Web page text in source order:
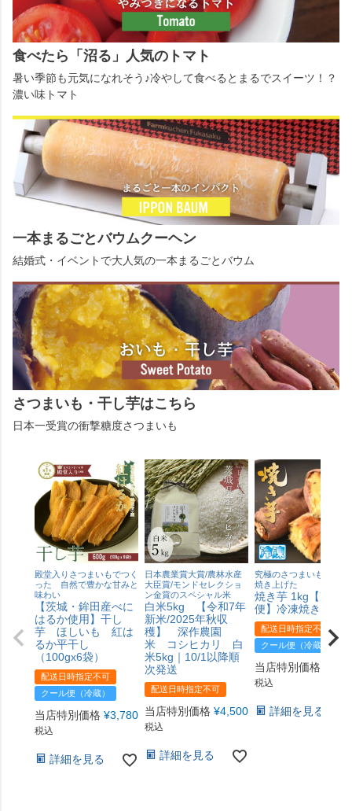
食べたら「沼る」人気のトマト
暑い季節も元気になれそう♪冷やして食べるとまるでスイーツ！？
濃い味トマト
一本まるごとバウムクーヘン
結婚式・イベントで大人気の一本まるごとバウム
さつまいも・干し芋はこちら
日本一受賞の衝撃糖度さつまいも
殿堂入りさつまいもでつく
った 自然で豊かな甘みと
味わい
【茨城・鉾田産べに
はるか使用】干し
芋 ほしいも 紅は
るか平干し
（100gx6袋）
配送日時指定不可
クール便（冷蔵）
当店特別価格 ¥3,780
税込
詳細を見る
日本農業賞大賞/農林水産
大臣賞/モンドセレクショ
ン金賞のスペシャル米
白米5kg 【令和7年
新米/2025年秋収
穫】 深作農園
米 コシヒカリ 白
米5kg｜10/1以降順
次発送
配送日時指定不可
当店特別価格 ¥4,500
税込
詳細を見る
究極のさつまいもを熟成
焼き上げた
焼き芋 1kg【冷凍
便】冷凍焼きいも
配送日時指定不可
クール便（冷蔵）
当店特別価格
税込
詳細を見る